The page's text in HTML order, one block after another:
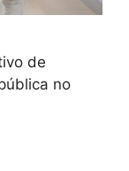
de
no